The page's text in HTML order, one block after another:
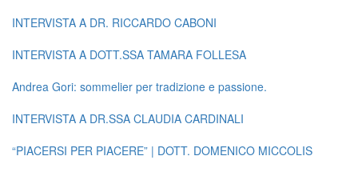
INTERVISTA A DR. RICCARDO CABONI
INTERVISTA A DOTT.SSA TAMARA FOLLESA
Andrea Gori: sommelier per tradizione e passione.
INTERVISTA A DR.SSA CLAUDIA CARDINALI
“PIACERSI PER PIACERE” | DOTT. DOMENICO MICCOLIS